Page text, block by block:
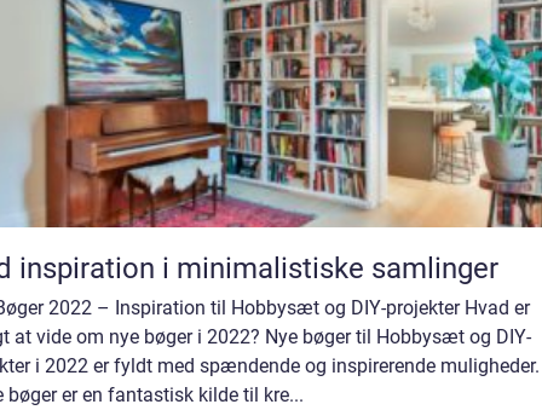
inspiration i minimalistiske samlinger
2022 – Inspiration til Hobbysæt og DIY-projekter Hvad er
at vide om nye bøger i 2022? Nye bøger til Hobbysæt og DIY-
i 2022 er fyldt med spændende og inspirerende muligheder.
bøger er en fantastisk kilde til kre...